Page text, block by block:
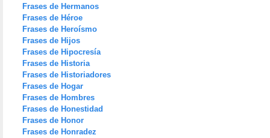
Frases de Hermanos
Frases de Héroe
Frases de Heroísmo
Frases de Hijos
Frases de Hipocresía
Frases de Historia
Frases de Historiadores
Frases de Hogar
Frases de Hombres
Frases de Honestidad
Frases de Honor
Frases de Honradez